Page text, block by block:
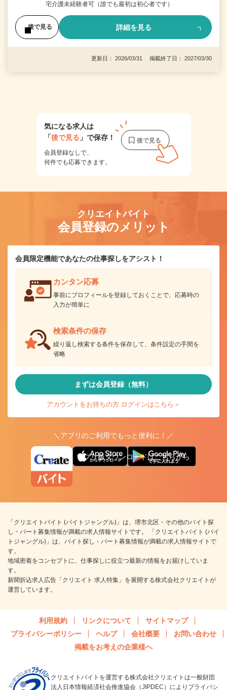
宅介護未経験者可（誰でも最初は初心者です）
後で見る 詳細を見る
更新日： 2026/03/31 掲載終了日： 2027/03/30
1
気になる求人は
「後で見る 」で保存！
会員登録なしで、
何件でも応募できます。
クリエイトバイト
会員登録のメリット
会員限定機能であなたの仕事探しをアシスト！
カンタン応募
事前にプロフィールを登録しておくことで、応募時の
入力が簡単に
検索条件の保存
繰り返し検索する条件を保存して、条件設定の手間を
省略
まずは会員登録（無料）
アカウントをお持ちの方 ログインはこちら＞
＼アプリのご利用でもっと便利に！／
アプリ版ダウンロードはこちらから
「クリエイトバイト (バイトジャングル)」は、堺市北区・その他のバイト探
し・パート募集情報が満載の求人情報サイトです。 「クリエイトバイト (バイ
トジャングル)」は、バイト探し・パート募集情報が満載の求人情報サイトで
す。
地域密着をコンセプトに、仕事探しに役立つ最新の情報をお届けしていま
す。
新聞折込求人広告「クリエイト 求人特集」を展開する株式会社クリエイトが
運営しています。
利用規約 リンクについて
サイトマップ
プライバシーポリシー
ヘルプ 会社概要
お問い合わせ
掲載をお考えの企業様へ
クリエイトバイトを運営する株式会社クリエイトは一般財団
法人日本情報経済社会推進協会（JIPDEC）によりプライバシ